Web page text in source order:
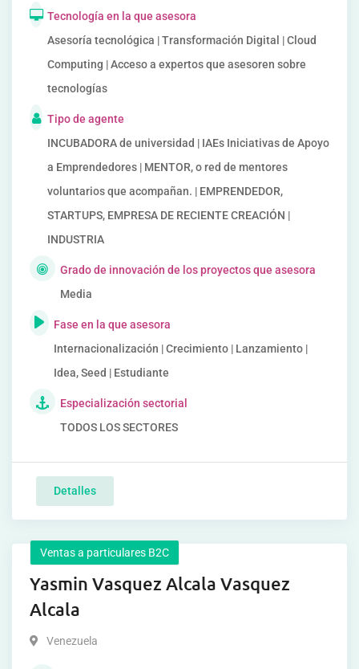
Tecnología en la que asesora
Asesoría tecnológica | Transformación Digital | Cloud
Computing | Acceso a expertos que asesoren sobre
tecnologías
Tipo de agente
INCUBADORA de universidad | IAEs Iniciativas de Apoyo
a Emprendedores | MENTOR, o red de mentores
voluntarios que acompañan. | EMPRENDEDOR,
STARTUPS, EMPRESA DE RECIENTE CREACIÓN |
INDUSTRIA
Grado de innovación de los proyectos que asesora
Media
Fase en la que asesora
Internacionalización | Crecimiento | Lanzamiento |
Idea, Seed | Estudiante
Especialización sectorial
TODOS LOS SECTORES
Detalles
Ventas a particulares B2C
Yasmin Vasquez Alcala Vasquez
Alcala
Venezuela